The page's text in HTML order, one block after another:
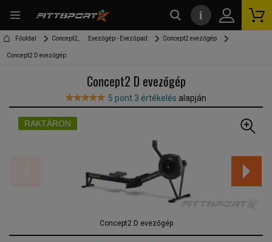
Főoldal Concept2, Evezőgép - Evezőpad Concept2 evezőgép
Concept2 D evezőgép
Concept2 D evezőgép
5 pont 3 értékelés alapján
RAKTÁRON
Concept2 D evezőgép
i
kereső